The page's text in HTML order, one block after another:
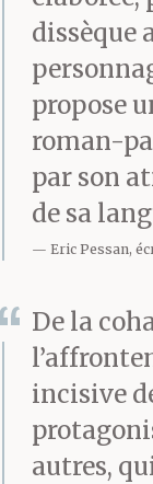
que ça
de
son
arbres
voie
en
dissèque
propose
roman-
par son
de sa
Eric Pessan,
De la
incisive
autres,